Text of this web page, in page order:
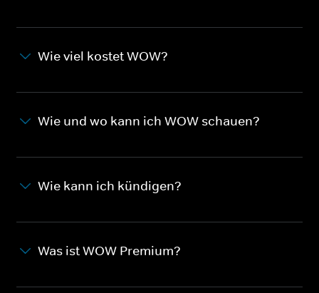
Wie viel kostet WOW?
Wie und wo kann ich WOW schauen?
Wie kann ich kündigen?
Was ist WOW Premium?